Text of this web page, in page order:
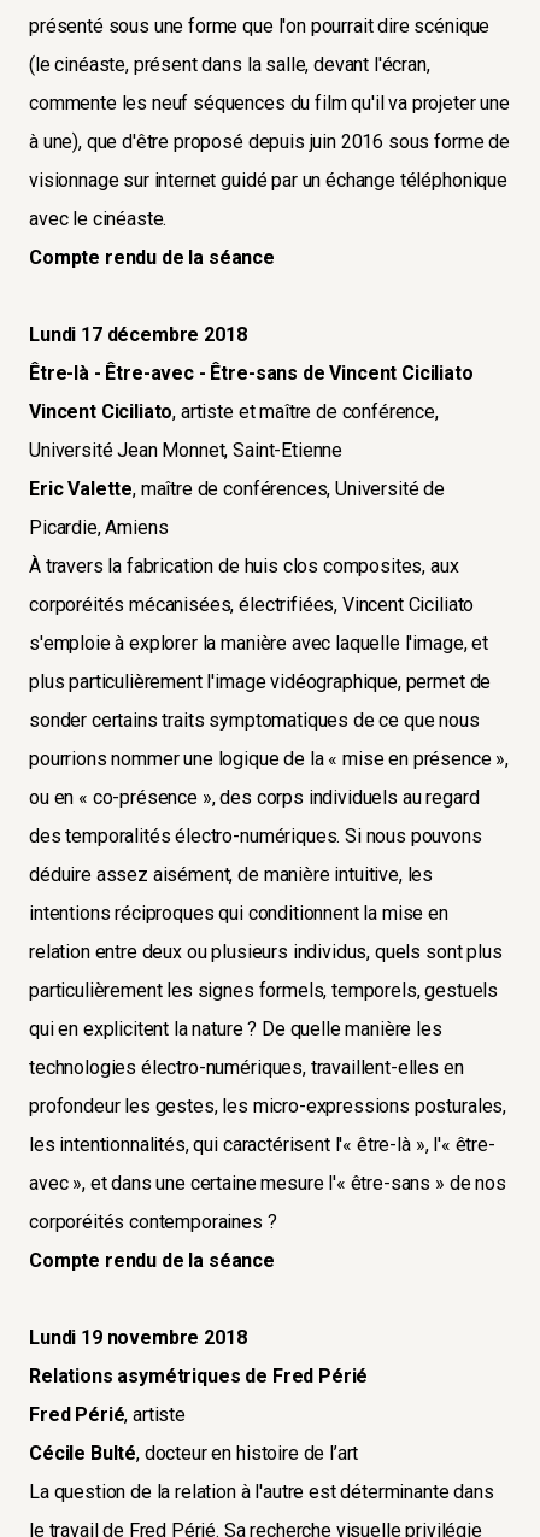
présenté sous une forme que l'on pourrait dire scénique
(le cinéaste, présent dans la salle, devant l'écran,
commente les neuf séquences du film qu'il va projeter une
à une), que d'être proposé depuis juin 2016 sous forme de
visionnage sur internet guidé par un échange téléphonique
avec le cinéaste.
Compte rendu de la séance
Lundi 17 décembre 2018
Être-là - Être-avec - Être-sans de Vincent Ciciliato
Vincent Ciciliato, artiste et maître de conférence,
Université Jean Monnet, Saint-Etienne
Eric Valette, maître de conférences, Université de
Picardie, Amiens
À travers la fabrication de huis clos composites, aux
corporéités mécanisées, électrifiées, Vincent Ciciliato
s'emploie à explorer la manière avec laquelle l'image, et
plus particulièrement l'image vidéographique, permet de
sonder certains traits symptomatiques de ce que nous
pourrions nommer une logique de la « mise en présence »,
ou en « co-présence », des corps individuels au regard
des temporalités électro-numériques. Si nous pouvons
déduire assez aisément, de manière intuitive, les
intentions réciproques qui conditionnent la mise en
relation entre deux ou plusieurs individus, quels sont plus
particulièrement les signes formels, temporels, gestuels
qui en explicitent la nature ? De quelle manière les
technologies électro-numériques, travaillent-elles en
profondeur les gestes, les micro-expressions posturales,
les intentionnalités, qui caractérisent l'« être-là », l'« être-
avec », et dans une certaine mesure l'« être-sans » de nos
corporéités contemporaines ?
Compte rendu de la séance
Lundi 19 novembre 2018
Relations asymétriques de Fred Périé
Fred Périé, artiste
Cécile Bulté, docteur en histoire de l’art
La question de la relation à l'autre est déterminante dans
le travail de Fred Périé. Sa recherche visuelle privilégie